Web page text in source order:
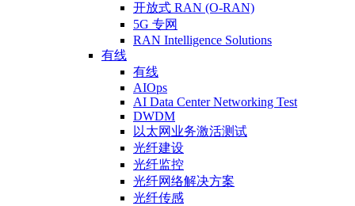
开放式 RAN (O-RAN)
5G 专网
RAN Intelligence Solutions
有线
有线
AIOps
AI Data Center Networking Test
DWDM
以太网业务激活测试
光纤建设
光纤监控
光纤网络解决方案
光纤传感